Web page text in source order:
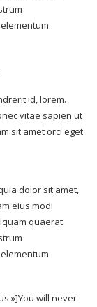
id, lorem.
vitae sapien ut
sit amet orci eget
dolor sit amet,
eius modi
quaerat
»]You will never